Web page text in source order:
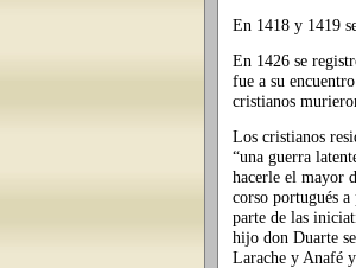
En 1418 y 1419
En 1426 se
fue a su
cristianos
Los cristianos
“una guerra
hacerle el mayor
corso portugués
parte de las
hijo don Duarte
Larache y Anafé